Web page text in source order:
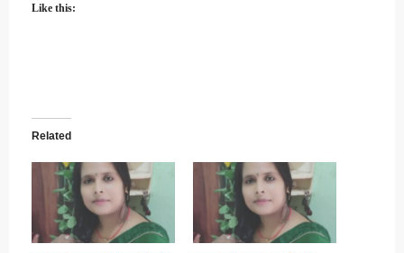
Like this:
Related